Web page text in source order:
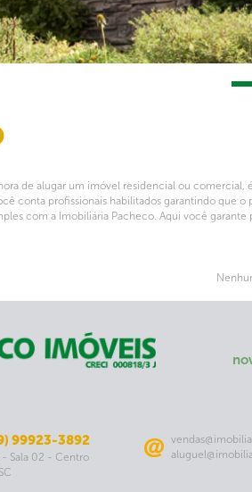
de alugar um imóvel residencial ou
conta profissionais habilitados garantindo que
com a Imobiliária Pacheco. Aqui você
99923-3892
- Sala 02 - Centro